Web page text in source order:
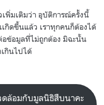
พิ่มเติมว่า อุบัติการณ์ครั้งนี้
กิดขึ้นแล้ว เราทุกคนก็ต้องได้
ข้อมูลที่ไม่ถูกต้อง มิฉะนั้น
กินไปได้
ล้อมกับมูลนิธิสืบนาคะ